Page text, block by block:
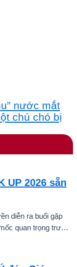
nước mắt
chú chó bị
UP 2026 sẵn
diễn ra buổi gặp
quan trọng trước